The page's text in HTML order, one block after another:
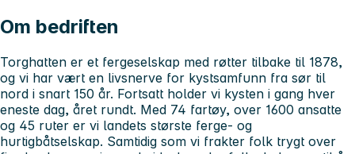
Om bedriften
Torghatten er et fergeselskap med røtter tilbake til 1878,
og vi har vært en livsnerve for kystsamfunn fra sør til
nord i snart 150 år. Fortsatt holder vi kysten i gang hver
eneste dag, året rundt. Med 74 fartøy, over 1600 ansatte
og 45 ruter er vi landets største ferge- og
hurtigbåtselskap. Samtidig som vi frakter folk trygt over